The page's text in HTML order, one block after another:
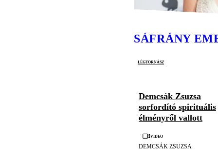
SÁFRÁNY
légtornász
Demcsák Zsuzsa
sorfordító spirituális
élményről vallott
Videó
DEMCSÁK ZSUZSA